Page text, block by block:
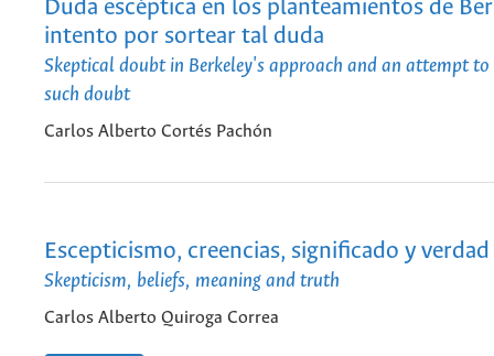
Duda escéptica en los planteamientos de
intento por sortear tal duda
Skeptical doubt in Berkeley's approach and an attempt
such doubt
Carlos Alberto Cortés Pachón
Escepticismo, creencias, significado y verdad
Skepticism, beliefs, meaning and truth
Carlos Alberto Quiroga Correa